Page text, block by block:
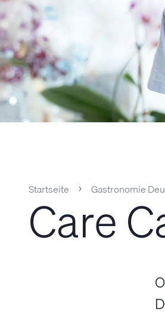
Startseite Gastronomie
Care